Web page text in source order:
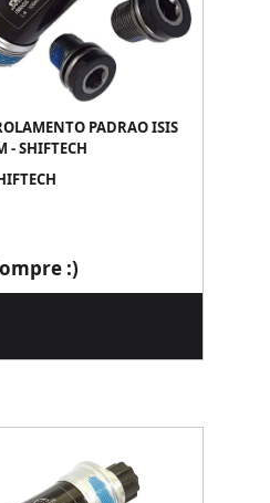
PADRAO ISIS
- SHIFTECH
:)